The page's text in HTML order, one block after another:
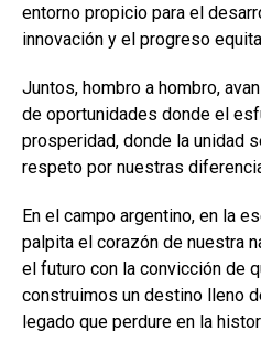
entorno propicio para el
innovación y el progreso
Juntos, hombro a hombro,
de oportunidades donde el
prosperidad, donde la unidad
respeto por nuestras
En el campo argentino, en la
palpita el corazón de nuestra
el futuro con la convicción de
construimos un destino lleno
legado que perdure en la